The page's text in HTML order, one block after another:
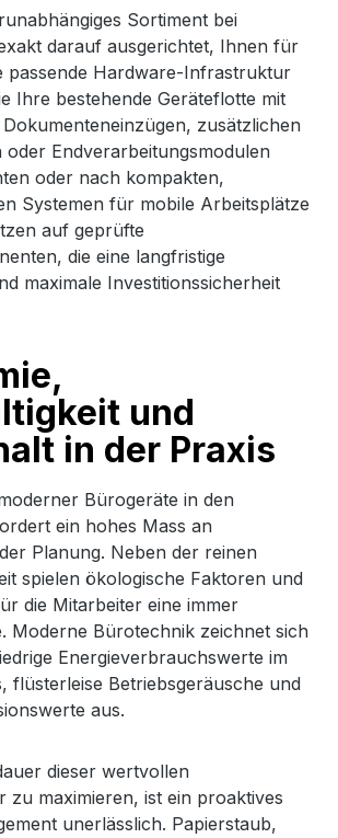
Sortiment bei
darauf ausgerichtet, Ihnen für
passende Hardware-Infrastruktur
Ihre bestehende Geräteflotte mit
zusätzlichen
oder Endverarbeitungsmodulen
oder nach kompakten,
Systemen für mobile Arbeitsplätze
auf geprüfte
die eine langfristige
maximale Investitionssicherheit
und
in der Praxis
Bürogeräte in den
ein hohes Mass an
Planung. Neben der reinen
spielen ökologische Faktoren und
die Mitarbeiter eine immer
Moderne Bürotechnik zeichnet sich
Energieverbrauchswerte im
flüsterleise Betriebsgeräusche und
aus.
dieser wertvollen
zu maximieren, ist ein proaktives
unerlässlich. Papierstaub,